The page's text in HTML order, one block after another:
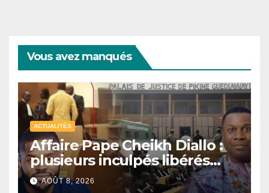
Vous avez manqués
ACTUALITÉS
Affaire Pape Cheikh Diallo :
plusieurs inculpés libérés
après un non-lieu partiel
AOÛT 8, 2026